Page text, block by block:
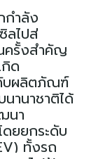
กำลัง
ลไปสู่
ครั้งสำคัญ
กิด
ดับผลิตภัณฑ์
านาชาติได้
นา
ดยยกระดับ
ทั้งรถ